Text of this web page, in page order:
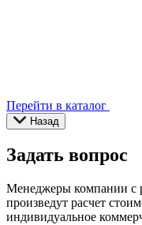
Перейти в каталог
Назад
Задать вопрос
Менеджеры компании с
произведут расчет
индивидуальное